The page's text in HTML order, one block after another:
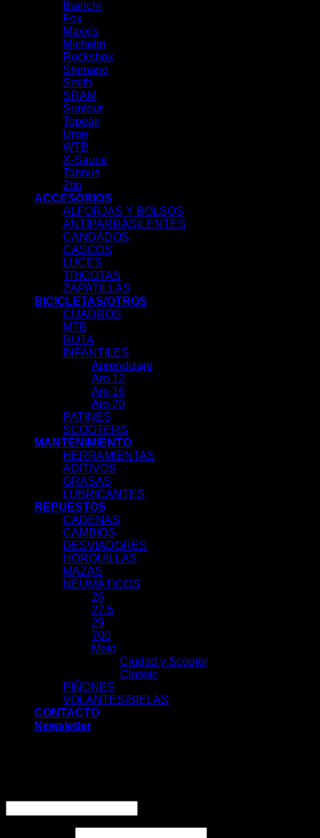
Bianchi
Fox
Maxxis
Michelin
Rockshox
Shimano
Smith
SRAM
Suntour
Topeak
Urge
WTB
X-Sauce
Tannus
Ztto
ACCESORIOS
ALFORJAS Y BOLSOS
ANTIPARRAS/LENTES
CANDADOS
CASCOS
LUCES
TRICOTAS
ZAPATILLAS
BICICLETAS/OTROS
CUADROS
MTB
RUTA
INFANTILES
Aprendizaje
Aro 12
Aro 16
Aro 20
PATINES
SCOOTERS
MANTENIMIENTO
HERRAMIENTAS
ADITIVOS
GRASAS
LUBRICANTES
REPUESTOS
CADENAS
CAMBIOS
DESVIADORES
HORQUILLAS
MAZAS
NEUMÁTICOS
26
27.5
29
700
Moto
Ciudad y Scooter
Classic
PIÑONES
VOLANTES/BIELAS
CONTACTO
Newsletter